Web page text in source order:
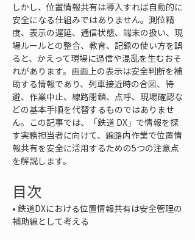
しかし、位置情報共有は導入すれば自動的に
安全になる仕組みではありません。測位精
度、表示の遅延、通信状態、端末の扱い、現
場ルールとの整合、教育、記録の使い方を誤
ると、かえって現場に過信や混乱を生むおそ
れがあります。画面上の表示は安全判断を補
助する情報であり、列車接近時の合図、待
避、作業中止、線路閉鎖、点呼、現場確認な
どの基本手順を代替するものではありませ
ん。この記事では、「鉄道 DX」で情報を探
す実務担当者に向けて、線路内作業で位置情
報共有を安全に活用するための5つの注意点
を解説します。
目次
• 鉄道DXにおける位置情報共有は安全管理の